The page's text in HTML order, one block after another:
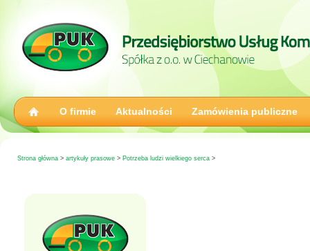
O firmie Aktualności Zamówienia publiczne
Strona główna> artykuły prasowe> Potrzeba ludzi wielkiego serca>